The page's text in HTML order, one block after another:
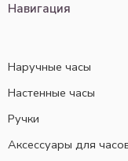
Навигация
Наручные часы
Настенные часы
Ручки
Аксессуары для